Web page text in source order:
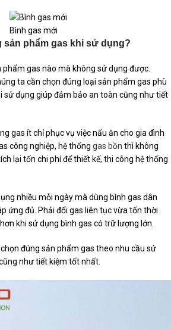
Bình gas mới
sản phẩm gas khi sử dụng?
gas nào mà không sử dụng được.
ta cần chọn đúng loại sản phẩm gas phù
sử dụng giúp đảm bảo an toàn cũng như tiết
gas ít chỉ phục vụ việc nấu ăn cho gia đình
công nghiệp, hệ thống gas bồn thì không
lại tốn chi phí để thiết kế, thi công hệ thống
nhiều mỗi ngày mà dùng bình gas dân
ứng đủ. Phải đổi gas liên tục vừa tốn thời
khi sử dụng bình gas có trữ lượng lớn.
đúng sản phẩm gas theo nhu cầu sử
như tiết kiệm tốt nhất.